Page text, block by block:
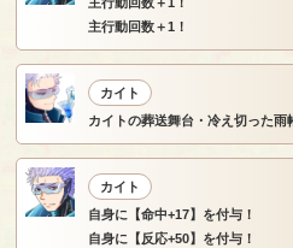
主行動回数＋1！
カイト
カイトの葬送舞台・冷え切った雨
カイト
自身に【命中+17】を付与！
自身に【反応+50】を付与！